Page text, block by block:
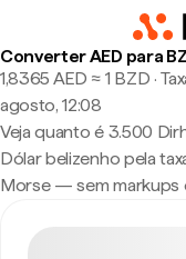
Converter AED para
1,8365 AED ≈ 1 BZD ·
agosto, 12:08
Veja quanto é 3.500
Dólar belizenho pela
Morse — sem markups